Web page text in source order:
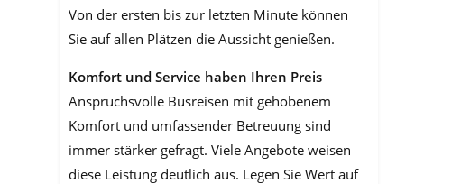
Von der ersten bis zur letzten Minute können
Sie auf allen Plätzen die Aussicht genießen.
Komfort und Service haben Ihren Preis
Anspruchsvolle Busreisen mit gehobenem
Komfort und umfassender Betreuung sind
immer stärker gefragt. Viele Angebote weisen
diese Leistung deutlich aus. Legen Sie Wert auf